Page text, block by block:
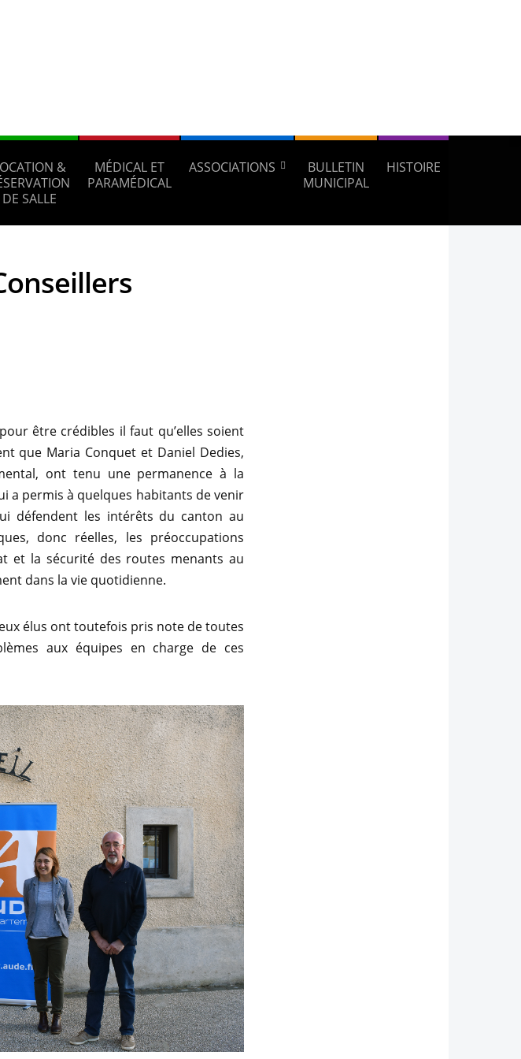
&
DE SALLE
MÉDICAL ET
PARAMÉDICAL
ASSOCIATIONS
BULLETIN
MUNICIPAL
HISTOIRE
être crédibles il faut qu’elles soient
que Maria Conquet et Daniel Dedies,
ont tenu une permanence à la
a permis à quelques habitants de venir
défendent les intérêts du canton au
donc réelles, les préoccupations
et la sécurité des routes menants au
dans la vie quotidienne.
élus ont toutefois pris note de toutes
aux équipes en charge de ces